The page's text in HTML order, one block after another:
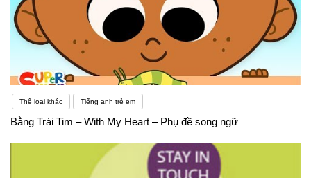
Thể loại khác Tiếng anh trẻ em
Bằng Trái Tim – With My Heart – Phụ đề song ngữ